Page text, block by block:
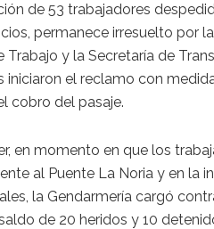
de 53 trabajadores
permanece irresuelto por
Trabajo y la Secretaría de
iniciaron el reclamo con
cobro del pasaje.
en momento en que los
al Puente La Noria y en la
la Gendarmería cargó
de 20 heridos y 10